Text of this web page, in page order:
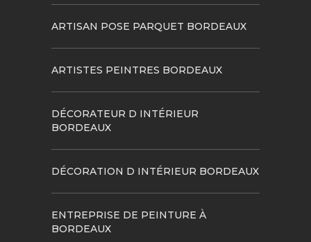
ARTISAN POSE PARQUET BORDEAUX
ARTISTES PEINTRES BORDEAUX
DÉCORATEUR D INTÉRIEUR
BORDEAUX
DÉCORATION D INTÉRIEUR BORDEAUX
ENTREPRISE DE PEINTURE À
BORDEAUX